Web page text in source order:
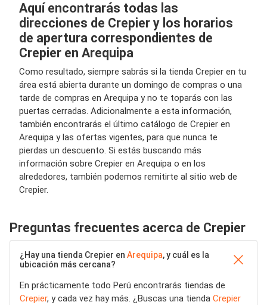
Aquí encontrarás todas las
direcciones de Crepier y los horarios
de apertura correspondientes de
Crepier en Arequipa
Como resultado, siempre sabrás si la tienda Crepier en tu
área está abierta durante un domingo de compras o una
tarde de compras en Arequipa y no te toparás con las
puertas cerradas. Adicionalmente a esta información,
también encontrarás el último catálogo de Crepier en
Arequipa y las ofertas vigentes, para que nunca te
pierdas un descuento. Si estás buscando más
información sobre Crepier en Arequipa o en los
alrededores, también podemos remitirte al sitio web de
Crepier.
Preguntas frecuentes acerca de Crepier
¿Hay una tienda Crepier en Arequipa, y cuál es la
ubicación más cercana?
En prácticamente todo Perú encontrarás tiendas de
Crepier, y cada vez hay más. ¿Buscas una tienda Crepier